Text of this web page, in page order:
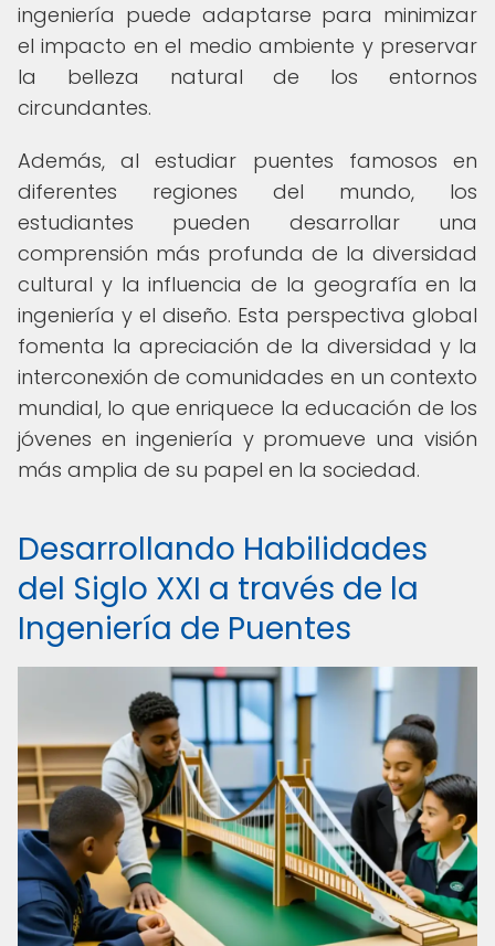
ingeniería puede adaptarse para minimizar
el impacto en el medio ambiente y preservar
la belleza natural de los entornos
circundantes.
Además, al estudiar puentes famosos en
diferentes regiones del mundo, los
estudiantes pueden desarrollar una
comprensión más profunda de la diversidad
cultural y la influencia de la geografía en la
ingeniería y el diseño. Esta perspectiva global
fomenta la apreciación de la diversidad y la
interconexión de comunidades en un contexto
mundial, lo que enriquece la educación de los
jóvenes en ingeniería y promueve una visión
más amplia de su papel en la sociedad.
Desarrollando Habilidades
del Siglo XXI a través de la
Ingeniería de Puentes